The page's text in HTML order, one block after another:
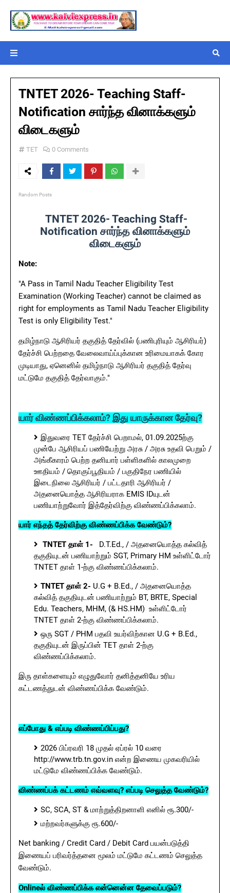
TNTET 2026- Teaching Staff-
Notification சார்ந்த வினாக்களும்
விடைகளும்
TET 0 Comments
Random Posts
TNTET 2026- Teaching Staff-
Notification சார்ந்த வினாக்களும்
விடைகளும்
Note:
"A Pass in Tamil Nadu Teacher Eligibility Test
Examination (Working Teacher) cannot be claimed as
right for employments as Tamil Nadu Teacher Eligibility
Test is only Eligibility Test."
தமிழ்நாடு ஆசிரியர் தகுதித் தேர்வில் (பணிபுரியும் ஆசிரியர்)
தேர்ச்சி பெற்றதை வேலைவாய்ப்புக்கான உரிமையாகக் கோர
முடியாது, ஏனெனில் தமிழ்நாடு ஆசிரியர் தகுதித் தேர்வு
மட்டுமே தகுதித் தேர்வாகும்."
யார் விண்ணப்பிக்கலாம்? இது யாருக்கான தேர்வு?
இதுவரை TET தேர்ச்சி பெறாமல், 01.09.2025ற்கு
முன்பே ஆசிரியப் பணியேற்று அரசு / அரசு உதவி பெறும் /
அங்கீகாரம் பெற்ற தனியார் பள்ளிகளில் காலமுறை
ஊதியம் / தொகுப்பூதியம் / பகுதிநேர பணியில்
இடைநிலை ஆசிரியர் / பட்டதாரி ஆசிரியர் /
அதனையொத்த ஆசிரியராக EMIS IDயுடன்
பணியாற்றுவோர் இத்தேர்விற்கு விண்ணப்பிக்கலாம்.
யார் எந்தத் தேர்விற்கு விண்ணப்பிக்க வேண்டும்?
TNTET தாள் 1-
D.T.Ed., / அதனையொத்த கல்வித்
தகுதியுடன் பணியாற்றும் SGT, Primary HM உள்ளிட்டோர்
TNTET தாள் 1-ற்கு விண்ணப்பிக்கலாம்.
TNTET தாள் 2- U.G + B.Ed., / அதனையொத்த
கல்வித் தகுதியுடன் பணியாற்றும் BT, BRTE, Special
Edu. Teachers, MHM, (& HS.HM) உள்ளிட்டோர்
TNTET தாள் 2-ற்கு விண்ணப்பிக்கலாம்.
ஒரு SGT / PHM பதவி உயர்விற்கான U.G + B.Ed.,
தகுதியுடன் இருப்பின் TET தாள் 2-ற்கு
விண்ணப்பிக்கலாம்.
இரு தாள்களையும் எழுதுவோர் தனித்தனியே உரிய
கட்டணத்துடன் விண்ணப்பிக்க வேண்டும்.
எப்போது & எப்படி விண்ணப்பிப்பது?
2026 பிப்ரவரி 18 முதல் ஏப்ரல் 10 வரை
http://www.trb.tn.gov.in என்ற இணைய முகவரியில்
மட்டுமே விண்ணப்பிக்க வேண்டும்.
விண்ணப்பக் கட்டணம் எவ்வளவு? எப்படி செலுத்த வேண்டும்?
SC, SCA, ST & மாற்றுத்திறனாளி எனில் ரூ.300/-
மற்றவர்களுக்கு ரூ.600/-
Net banking / Credit Card / Debit Card பயன்படுத்தி
இணையப் பரிவர்த்தனை மூலம் மட்டுமே கட்டணம் செலுத்த
வேண்டும்.
Onlineல் விண்ணப்பிக்க என்னென்ன தேவைப்படும்?